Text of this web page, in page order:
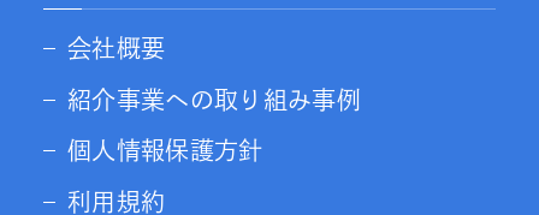
会社概要
紹介事業への取り組み事例
個人情報保護方針
利用規約